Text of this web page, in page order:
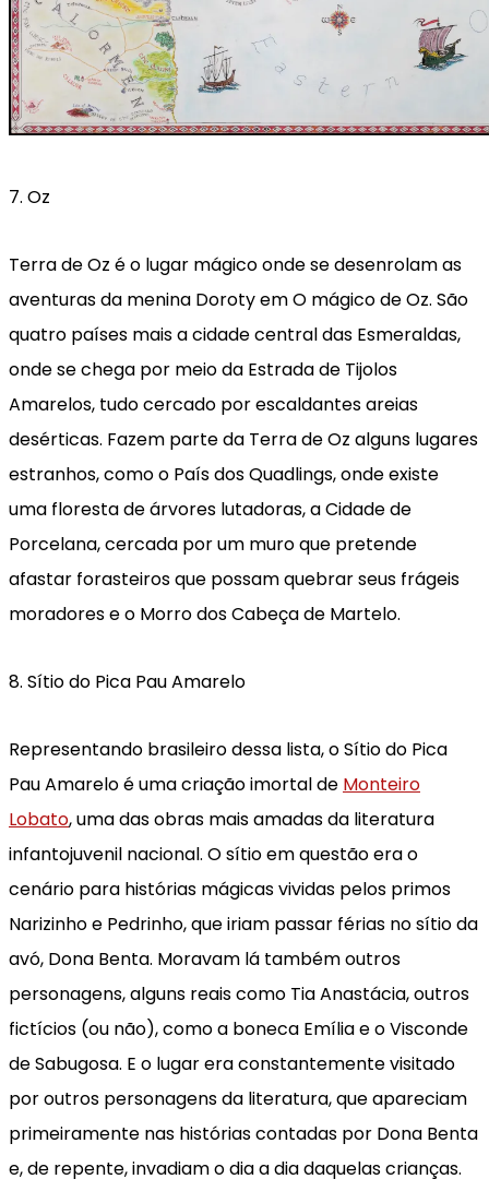
7. Oz
Terra de Oz é o lugar mágico onde se desenrolam as
aventuras da menina Doroty em O mágico de Oz. São
quatro países mais a cidade central das Esmeraldas,
onde se chega por meio da Estrada de Tijolos
Amarelos, tudo cercado por escaldantes areias
desérticas. Fazem parte da Terra de Oz alguns lugares
estranhos, como o País dos Quadlings, onde existe
uma floresta de árvores lutadoras, a Cidade de
Porcelana, cercada por um muro que pretende
afastar forasteiros que possam quebrar seus frágeis
moradores e o Morro dos Cabeça de Martelo.
8. Sítio do Pica Pau Amarelo
Representando brasileiro dessa lista, o Sítio do Pica
Pau Amarelo é uma criação imortal de Monteiro
Lobato, uma das obras mais amadas da literatura
infantojuvenil nacional. O sítio em questão era o
cenário para histórias mágicas vividas pelos primos
Narizinho e Pedrinho, que iriam passar férias no sítio da
avó, Dona Benta. Moravam lá também outros
personagens, alguns reais como Tia Anastácia, outros
fictícios (ou não), como a boneca Emília e o Visconde
de Sabugosa. E o lugar era constantemente visitado
por outros personagens da literatura, que apareciam
primeiramente nas histórias contadas por Dona Benta
e, de repente, invadiam o dia a dia daquelas crianças.